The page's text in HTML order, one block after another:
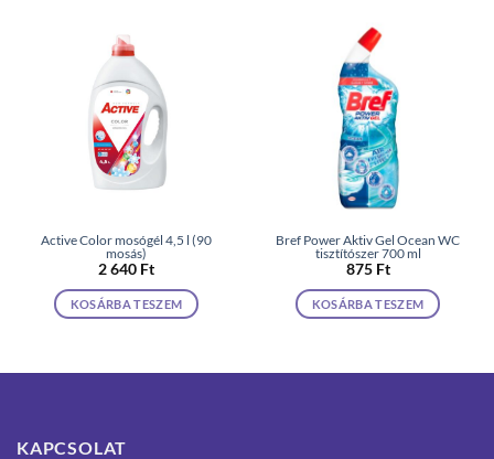
Active Color mosógél 4,5 l (90
mosás)
2 640 Ft
KOSÁRBA TESZEM
Bref Power Aktiv Gel Ocean WC
tisztítószer 700 ml
875 Ft
KOSÁRBA TESZEM
KAPCSOLAT